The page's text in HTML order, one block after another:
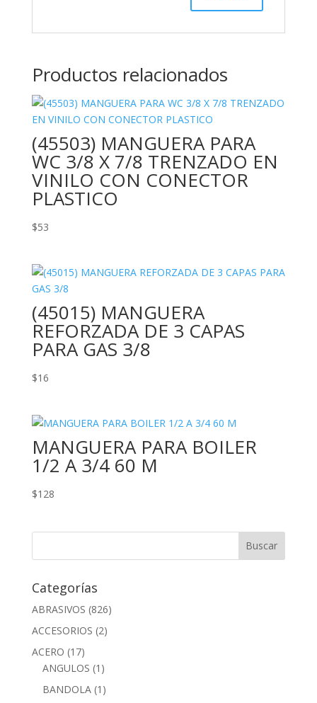
Productos relacionados
(45503) MANGUERA PARA
WC 3/8 X 7/8 TRENZADO EN
VINILO CON CONECTOR
PLASTICO
$53
(45015) MANGUERA
REFORZADA DE 3 CAPAS
PARA GAS 3/8
$16
MANGUERA PARA BOILER
1/2 A 3/4 60 M
$128
Categorías
ABRASIVOS (826)
ACCESORIOS (2)
ACERO (17)
ANGULOS (1)
BANDOLA (1)